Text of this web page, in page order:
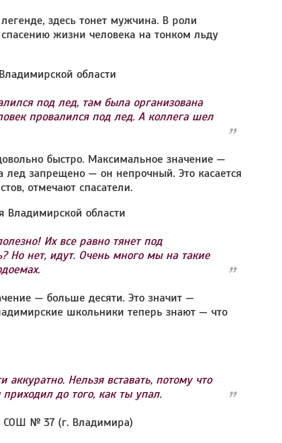
здесь тонет мужчина. В роли
жизни человека на тонком льду
области
под лед, там была организована
провалился под лед. А коллега шел
быстро. Максимальное значение —
лед запрещено — он непрочный. Это касается
отмечают спасатели.
Владимирской области
Их все равно тянет под
Но нет, идут. Очень много мы на такие
— больше десяти. Это значит —
школьники теперь знают — что
Нельзя вставать, потому что
до того, как ты упал.
СОШ № 37 (г. Владимира)